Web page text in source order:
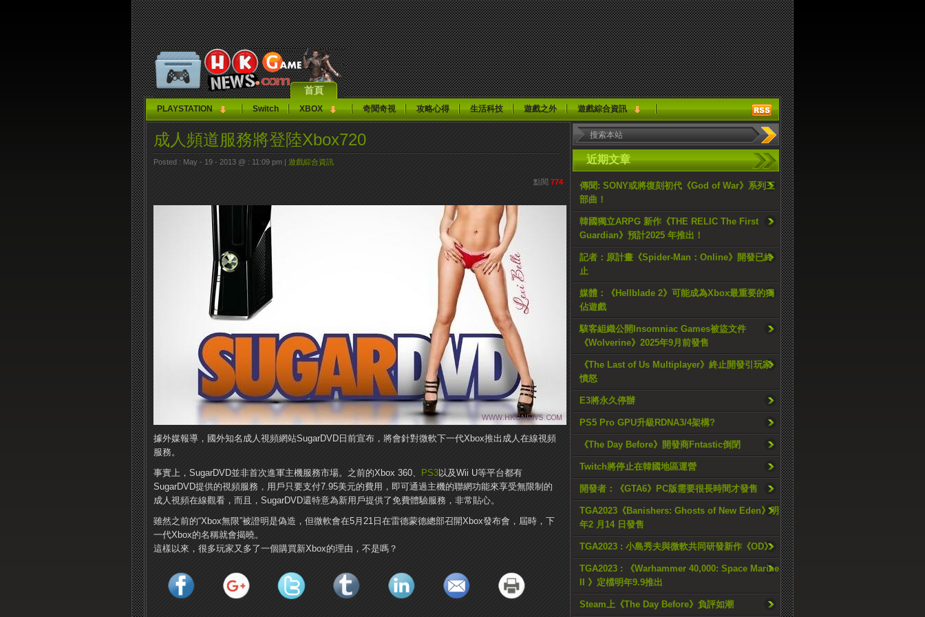
首頁
PLAYSTATION Switch XBOX 奇聞奇視 攻略心得 生活科技 遊戲之外 遊戲綜合資訊
近期文章
傳聞: SONY或將復刻初代《God of War》系列三
部曲！
韓國獨立ARPG 新作《THE RELIC The First
Guardian》預計2025 年推出！
記者：原計畫《Spider-Man：Online》開發已終
止
媒體：《Hellblade 2》可能成為Xbox最重要的獨
佔遊戲
駭客組織公開Insomniac Games被盜文件
《Wolverine》2025年9月前發售
《The Last of Us Multiplayer》終止開發引玩家
憤怒
E3將永久停辦
PS5 Pro GPU升級RDNA3/4架構?
《The Day Before》開發商Fntastic倒閉
Twitch將停止在韓國地區運營
開發者：《GTA6》PC版需要很長時間才發售
TGA2023《Banishers: Ghosts of New Eden》明
年2 月14 日發售
TGA2023 : 小島秀夫與微軟共同研發新作《OD》
TGA2023 : 《Warhammer 40,000: Space Marine
II 》定檔明年9.9推出
Steam上《The Day Before》負評如潮
成人頻道服務將登陸Xbox720
Posted : May - 19 - 2013 @ : 11:09 pm | 遊戲綜合資訊
點閱 774
據外媒報導，國外知名成人視頻網站SugarDVD日前宣布，將會針對微軟下一代Xbox推出成人在線視頻
服務。
事實上，SugarDVD並非首次進軍主機服務市場。之前的Xbox 360、
PS3以及Wii U等平台都有
SugarDVD提供的視頻服務，用戶只要支付7.95美元的費用，即可通過主機的聯網功能來享受無限制的
成人視頻在線觀看，而且，SugarDVD還特意為新用戶提供了免費體驗服務，非常貼心。
雖然之前的“Xbox無限”被證明是偽造，但微軟會在5月21日在雷德蒙德總部召開Xbox發布會，屆時，下
一代Xbox的名稱就會揭曉。
這樣以來，很多玩家又多了一個購買新Xbox的理由，不是嗎？